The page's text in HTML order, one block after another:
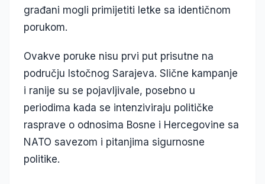
građani mogli primijetiti letke sa identičnom
porukom.
Ovakve poruke nisu prvi put prisutne na
području Istočnog Sarajeva. Slične kampanje
i ranije su se pojavljivale, posebno u
periodima kada se intenziviraju političke
rasprave o odnosima Bosne i Hercegovine sa
NATO savezom i pitanjima sigurnosne
politike.